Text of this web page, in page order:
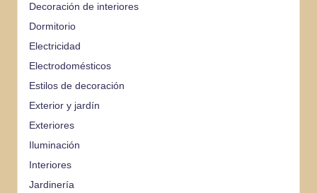
Decoración de interiores
Dormitorio
Electricidad
Electrodomésticos
Estilos de decoración
Exterior y jardín
Exteriores
Iluminación
Interiores
Jardinería